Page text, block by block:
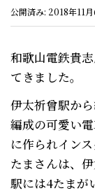
公開済み: 2018年11
和歌山電鉄貴
てきました。
伊太祈曾駅か
編成の可愛い
に作られイン
たまさんは、
駅には4たまが